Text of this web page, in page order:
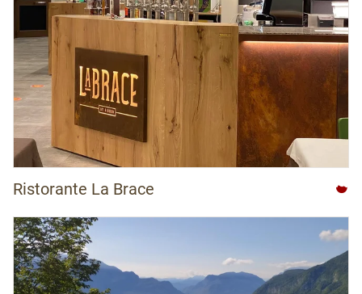
Ristorante La Brace